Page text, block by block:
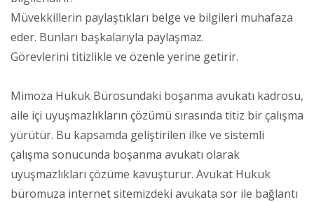
Müvekkillerin paylaştıkları belge ve bilgileri muhafaza
eder. Bunları başkalarıyla paylaşmaz.
Görevlerini titizlikle ve özenle yerine getirir.
Mimoza Hukuk Bürosundaki boşanma avukatı kadrosu,
aile içi uyuşmazlıkların çözümü sırasında titiz bir çalışma
yürütür. Bu kapsamda geliştirilen ilke ve sistemli
çalışma sonucunda boşanma avukatı olarak
uyuşmazlıkları çözüme kavuşturur. Avukat Hukuk
büromuza internet sitemizdeki avukata sor ile bağlantı